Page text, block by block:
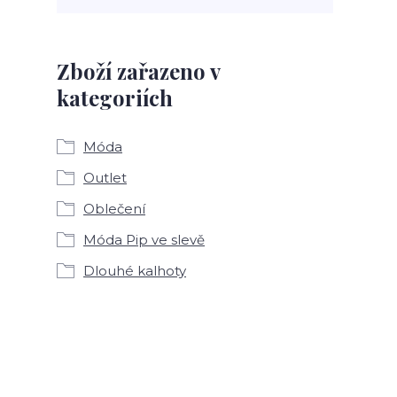
Zboží zařazeno v
kategoriích
Móda
Outlet
Oblečení
Móda Pip ve slevě
Dlouhé kalhoty